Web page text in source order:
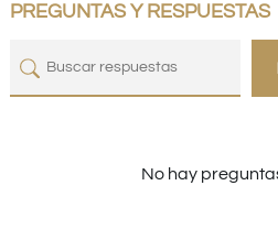
PREGUNTAS Y RESPUESTAS
No hay